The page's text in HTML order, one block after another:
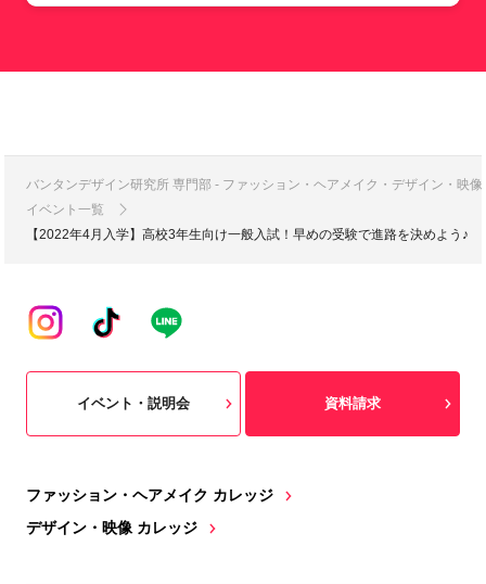
バンタンデザイン研究所 専門部 - ファッション・ヘアメイク・デザイン・映
イベント一覧
【2022年4月入学】高校3年生向け一般入試！早めの受験で進路を決めよう♪
ファッション・ヘアメイク カレッジ
デザイン・映像 カレッジ
イベント・説明会 資料請求